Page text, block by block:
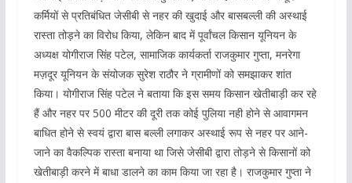
कर्मियों से प्रतिबंधित जेसीबी से नहर की खुदाई और बासबल्ली की अस्थाई
रास्ता तोड़ने का विरोध किया, लेकिन बाद में पूर्वांचल किसान यूनियन के
अध्यक्ष योगीराज सिंह पटेल, सामाजिक कार्यकर्ता राजकुमार गुप्ता, मनरेगा
मज़दूर यूनियन के संयोजक सुरेश राठौर ने ग्रामीणों को समझाकर शांत
किया। योगीराज सिंह पटेल ने बताया कि इस समय किसान खेतीबाड़ी कर रहे
हैं और नहर पर 500 मीटर की दूरी तक कोई पुलिया नही होने से आवागमन
बाधित होने से स्वयं द्वारा बास बल्ली लगाकर अस्थाई रूप से नहर पर आने-
जाने का वैकल्पिक रास्ता बनाया था जिसे जेसीबी द्वारा तोड़ने से किसानों को
खेतीबाड़ी करने में बाधा डालने का काम किया जा रहा है। राजकुमार गुप्ता ने